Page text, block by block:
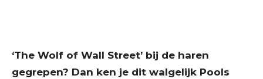
‘The Wolf of Wall Street’ bij de haren
gegrepen? Dan ken je dit walgelijk Pools